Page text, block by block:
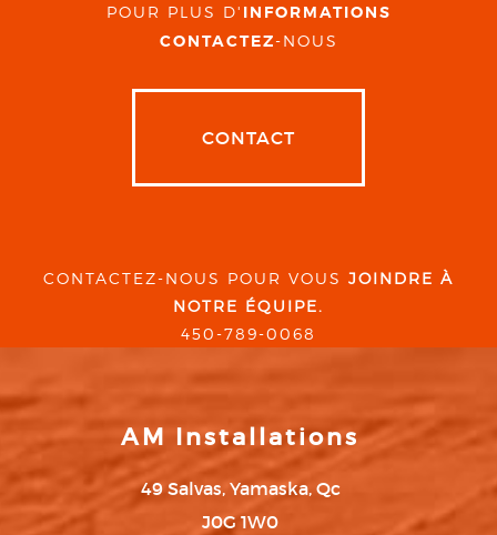
POUR PLUS D' INFORMATIONS
CONTACTEZ-NOUS
CONTACT
CONTACTEZ-NOUS POUR VOUS JOINDRE À
NOTRE ÉQUIPE.
450-789-0068
AM Installations
49 Salvas, Yamaska, Qc
J0G 1W0